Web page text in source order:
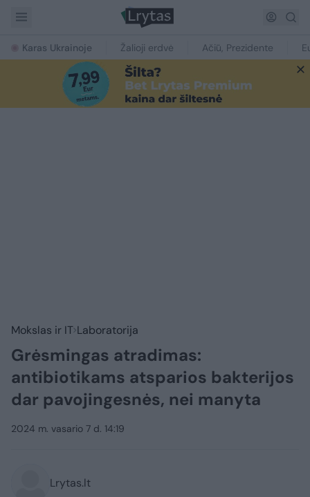
Karas Ukrainoje Žalioji erdvė Ačiū, Prezidente
Mokslas ir IT Laboratorija
Grėsmingas atradimas:
antibiotikams atsparios bakterijos
dar pavojingesnės, nei manyta
2024 m. vasario 7 d. 14:19
Lrytas.lt